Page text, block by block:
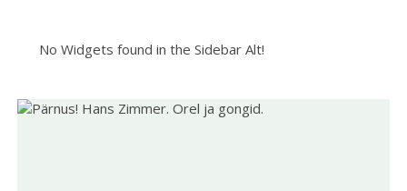
No Widgets found in the Sidebar Alt!